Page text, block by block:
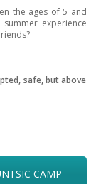
the ages of 5 and
experience
safe, but above
CAMP